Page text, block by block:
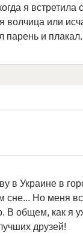
я встретила
волчица или
парень и плакал.
в Украине в
сне... Но меня
В общем, как я
друзей!